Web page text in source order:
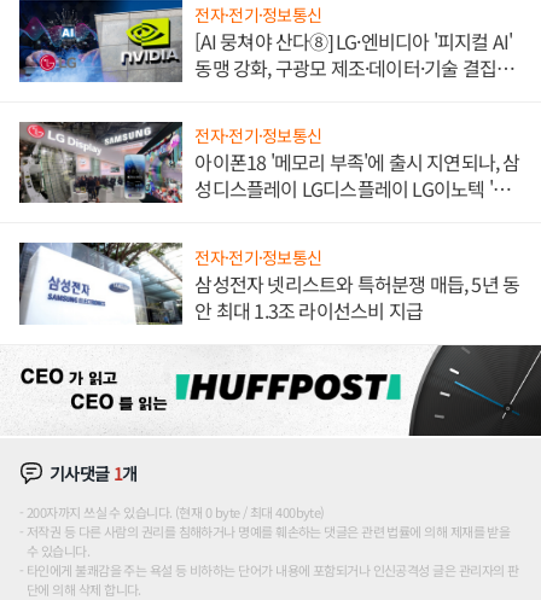
전자·전기·정보통신
[AI 뭉쳐야 산다⑧] LG·엔비디아 '피지컬 AI'
동맹 강화, 구광모 제조·데이터·기술 결집
전자·전기·정보통신
아이폰18 '메모리 부족'에 출시 지연되나, 삼
성디스플레이 LG디스플레이 LG이노텍 '탈
전자·전기·정보통신
삼성전자 넷리스트와 특허분쟁 매듭, 5년 동
안 최대 1.3조 라이선스비 지급
기사댓글 1개
200자까지 쓰실 수 있습니다. (현재 0 byte / 최대 400byte)
저작권 등 다른 사람의 권리를 침해하거나 명예를 훼손하는 댓글은 관련 법률에 의해 제재를 받을
수 있습니다.
타인에게 불쾌감을 주는 욕설 등 비하하는 단어가 내용에 포함되거나 인신공격성 글은 관리자의 판
단에 의해 삭제 합니다.